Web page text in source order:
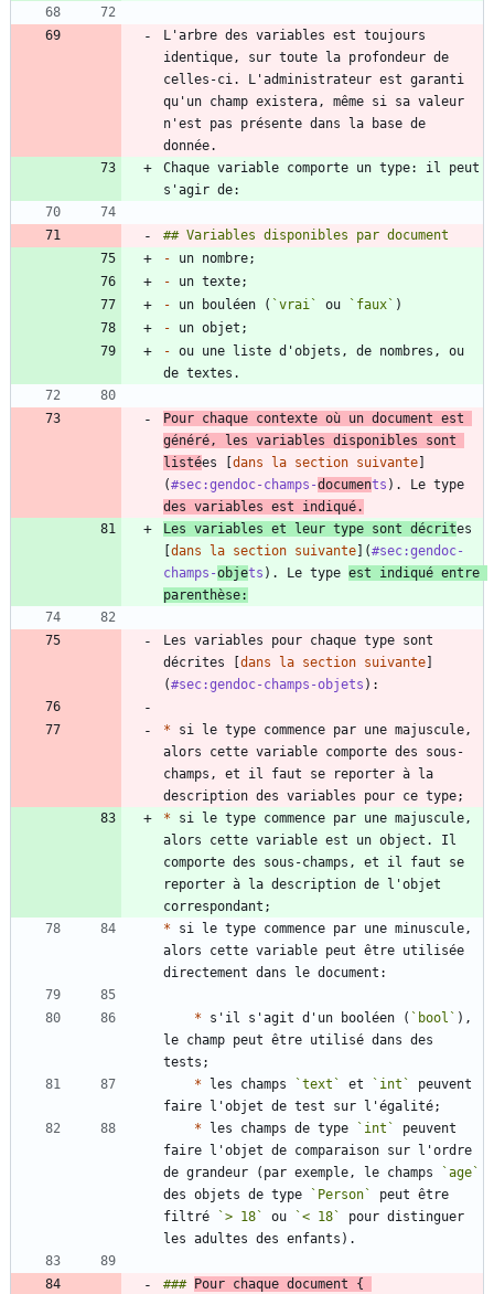
L'arbre des variables est toujours
identique, sur toute la profondeur de
celles-ci. L'administrateur est garanti
qu'un champ existera, même si sa valeur
n'est pas présente dans la base de
Chaque variable comporte un type: il peut
-
-
- un bouléen ( `vrai` ou `faux`
-
- ou une liste d'objets, de nombres, ou
Pour chaque contexte où un document est
généré, les variables disponibles sont
listées [ dans la section suivante
(#sec:gendoc-champs-documents
des variables est indiqué.
Les variables et leur type sont décrites
dans la section suivante ](#sec:gendoc-
champs-objets ). Le type est indiqué entre
parenthèse:
Les variables pour chaque type sont
décrites [ dans la section suivante
(#sec:gendoc-champs-objets
* si le type commence par une majuscule,
alors cette variable comporte des sous-
champs, et il faut se reporter à la
* si le type commence par une majuscule,
alors cette variable est un object. Il
comporte des sous-champs, et il faut se
reporter à la description de l'objet
* si le type commence par une minuscule,
alors cette variable peut être utilisée
* s'il s'agit d'un booléen ( `bool` ),
le champ peut être utilisé dans des
* les champs `text` et `int`
peuvent
* les champs de type `int`
peuvent
faire l'objet de comparaison sur l'ordre
de grandeur (par exemple, le champs
`age`
des objets de type
`Person`
peut être
filtré
`> 18` ou `< 18`
pour distinguer
### Pour chaque document {